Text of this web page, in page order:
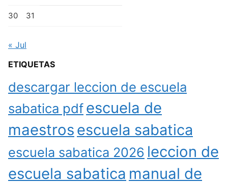
30 31
« Jul
ETIQUETAS
descargar leccion de escuela
sabatica pdfescuela de
maestros escuela sabatica
escuela sabatica 2026 leccion de
escuela sabatica manual de